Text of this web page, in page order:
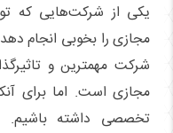
یکی از شرکت‌هایی که
مجازی را بخوبی انجام
شرکت مهمترین و
مجازی است. اما برای
تخصصی داشته باشیم.